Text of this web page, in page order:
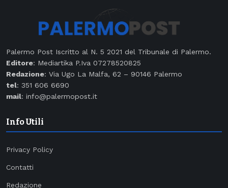
Palermo Post Iscritto al N. 5 2021 del Tribunale di Palermo.
Editore: Mediartika P.Iva 07278520825
Redazione: Via Ugo La Malfa, 62 – 90146 Palermo
tel: 351 606 6690
mail: info@palermopost.it
Info Utili
Privacy Policy
Contatti
Redazione